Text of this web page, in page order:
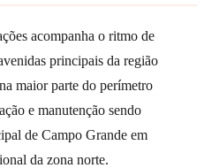
acompanha o ritmo de
principais da região
maior parte do perímetro
e manutenção sendo
de Campo Grande em
da zona norte.